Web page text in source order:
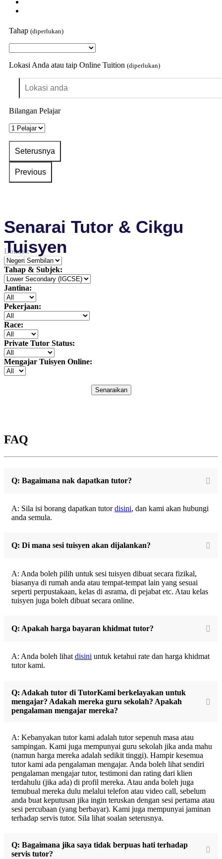
Tahap (diperlukan)
Lokasi Anda atau taip Online Tuition (diperlukan)
Bilangan Pelajar
Senarai Tutor & Cikgu
Tuisyen
Lokasi:
Tahap & Subjek:
Jantina:
Pekerjaan:
Race:
Private Tutor Status:
Mengajar Tuisyen Online:
Senaraikan
FAQ
Q: Bagaimana nak dapatkan tutor?
A: Sila isi borang dapatkan tutordisini, dan kami akan hubungi
anda semula.
Q: Di mana sesi tuisyen akan dijalankan?
A: Anda boleh pilih untuk sesi tuisyen dibuat secara fizikal,
biasanya di rumah anda atau tempat-tempat lain yang sesuai
seperti perpustakaan, kelas di asrama, di pejabat etc. Atau kelas
tuisyen juga boleh dibuat secara online.
Q: Apakah harga bayaran khidmat tutor?
A: Anda boleh lihat disini untuk ketahui rate dan harga khidmat
tutor kami.
Q: Adakah tutor di TutorKami berkelayakan untuk
mengajar? Adakah mereka guru sekolah? Apakah
pengalaman mengajar mereka?
A: Kebanyakan tutor kami adalah tutor sepenuh masa atau
sampingan. Kami juga mempunyai guru sekolah jika anda mahu
(namun harga mereka adalah sedikit tinggi). Hampir kesemua
tutor kami ada pengalaman mengajar. Anda boleh lihat sendiri
pengalaman mengajar tutor, testimoni dan rating dari klien
terdahulu (jika ada) di profil mereka. Atau anda boleh juga
temubual mereka dulu melalui telefon atau video call, sebelum
anda buat keputusan jika ingin teruskan dengan sesi pertama atau
sesi percubaan (yang berbayar). Kami juga mempunyai jaminan
terhadap servis tutor. Sila lihat soalan seterusnya.
Q: Bagaimana jika saya tidak berpuas hati terhadap
servis tutor?